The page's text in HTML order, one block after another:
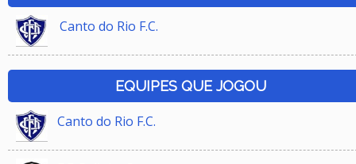
Canto do Rio F.C.
EQUIPES QUE JOGOU
Canto do Rio F.C.